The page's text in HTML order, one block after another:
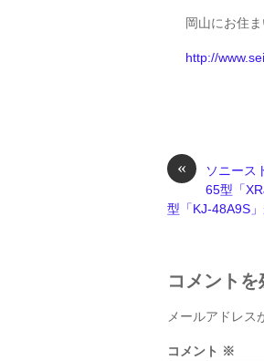
岡山にお住
http://
«
ソニース
65型「
型「KJ-48A9S
コメントを
メールアドレス
コメント ※